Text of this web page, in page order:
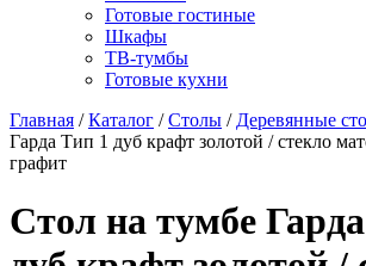
Готовые гостиные
Шкафы
ТВ-тумбы
Готовые кухни
Главная /Каталог /Столы / Деревянные
Гарда Тип 1 дуб крафт золотой / стекло
графит
Стол на тумбе